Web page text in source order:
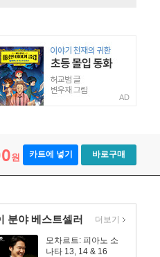
AD
원 카트에 넣기 바로구매
분야 베스트셀러
모차르트: 피아노 소
나타 13, 14 & 16
더보기